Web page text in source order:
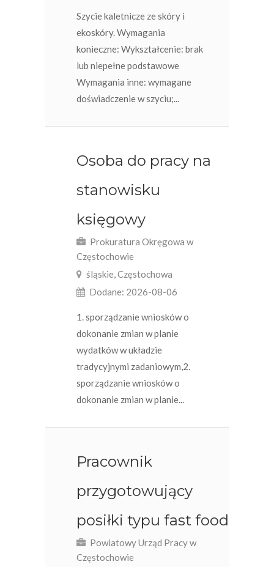
Szycie kaletnicze ze skóry i
ekoskóry. Wymagania
konieczne: Wykształcenie: brak
lub niepełne podstawowe
Wymagania inne: wymagane
doświadczenie w szyciu;...
Osoba do pracy na
stanowisku
księgowy
Prokuratura Okręgowa w
Częstochowie
śląskie, Częstochowa
Dodane: 2026-08-06
1. sporządzanie wniosków o
dokonanie zmian w planie
wydatków w układzie
tradycyjnymi zadaniowym,2.
sporządzanie wniosków o
dokonanie zmian w planie...
Pracownik
przygotowujący
posiłki typu fast food
Powiatowy Urząd Pracy w
Częstochowie